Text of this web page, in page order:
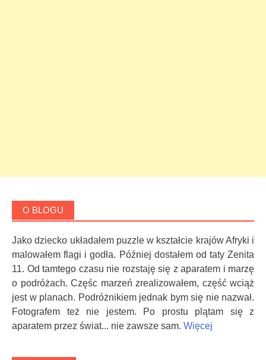
O BLOGU
Jako dziecko układałem puzzle w kształcie krajów Afryki i
malowałem flagi i godła. Później dostałem od taty Zenita
11. Od tamtego czasu nie rozstaję się z aparatem i marzę
o podróżach. Częśc marzeń zrealizowałem, część wciąż
jest w planach. Podróżnikiem jednak bym się nie nazwał.
Fotografem też nie jestem. Po prostu plątam się z
aparatem przez świat... nie zawsze sam. Więcej